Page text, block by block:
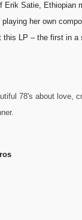
Satie,
her own
LP – the first in
78's about